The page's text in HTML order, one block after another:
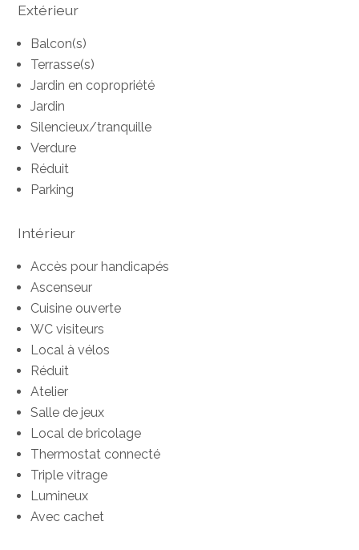
Extérieur
Balcon(s)
Terrasse(s)
Jardin en copropriété
Jardin
Silencieux/tranquille
Verdure
Réduit
Parking
Intérieur
Accès pour handicapés
Ascenseur
Cuisine ouverte
WC visiteurs
Local à vélos
Réduit
Atelier
Salle de jeux
Local de bricolage
Thermostat connecté
Triple vitrage
Lumineux
Avec cachet